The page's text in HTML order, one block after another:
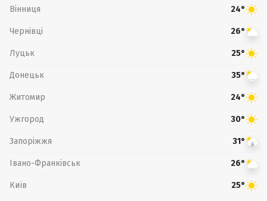
Вінниця 24°
Чернівці 26°
Луцьк 25°
Донецьк 35°
Житомир 24°
Ужгород 30°
Запоріжжя 31°
Івано-Франківськ 26°
Київ 25°